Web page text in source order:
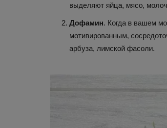
выделяют яйца, мясо,
Дофамин. Когда в вашем
мотивированным,
арбуза, лимской фасоли.
Новости науки и техники